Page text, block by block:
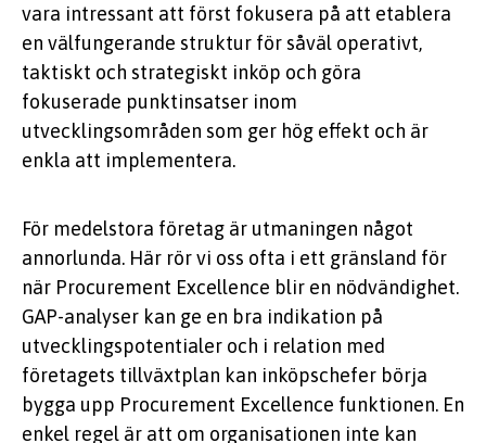
vara intressant att först fokusera på att etablera
en välfungerande struktur för såväl operativt,
taktiskt och strategiskt inköp och göra
fokuserade punktinsatser inom
utvecklingsområden som ger hög effekt och är
enkla att implementera.
För medelstora företag är utmaningen något
annorlunda. Här rör vi oss ofta i ett gränsland för
när Procurement Excellence blir en nödvändighet.
GAP-analyser kan ge en bra indikation på
utvecklingspotentialer och i relation med
företagets tillväxtplan kan inköpschefer börja
bygga upp Procurement Excellence funktionen. En
enkel regel är att om organisationen inte kan